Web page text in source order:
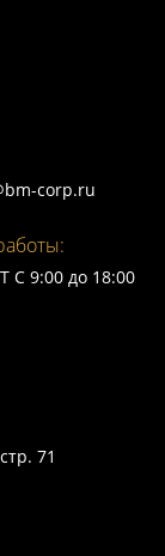
corp.ru
С 9:00 до 18:00
71